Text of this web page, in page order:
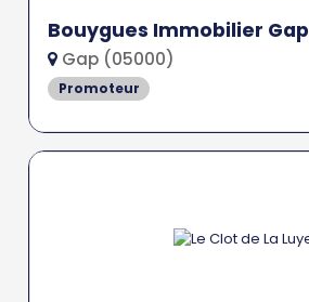
Bouygues Immobilier Gap
Gap (05000)
Promoteur